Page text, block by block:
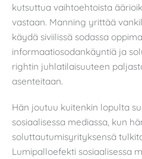
kutsuttua vaihtoehtoista
vastaan. Manning yrittää
käydä siviilissä sodassa
informaatiosodankäyntiä ja
rightin juhlatilaisuuteen
asenteitaan.
Hän joutuu kuitenkin lopulta
sosiaalisessa mediassa, kun
soluttautumisyrityksensä
Lumipalloefekti sosiaalisessa